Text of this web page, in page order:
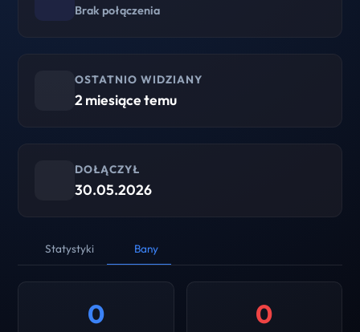
Brak połączenia
OSTATNIO WIDZIANY
2 miesiące temu
DOŁĄCZYŁ
30.05.2026
Statystyki Bany
0 0